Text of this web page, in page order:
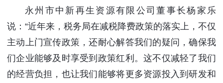
永州市中新再生资源有限公司董事长杨家乐
说：“近年来，税务局在减税降费政策的落实上，不仅
主动上门宣传政策，还耐心解答我们的疑问，确保我
们企业能够及时享受到政策红利。这不仅减轻了我们
的经营负担，也让我们能够将更多资源投入到研发和